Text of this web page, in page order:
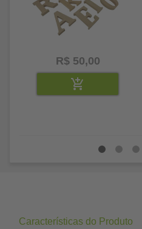
R$ 50,00
Características do Produto